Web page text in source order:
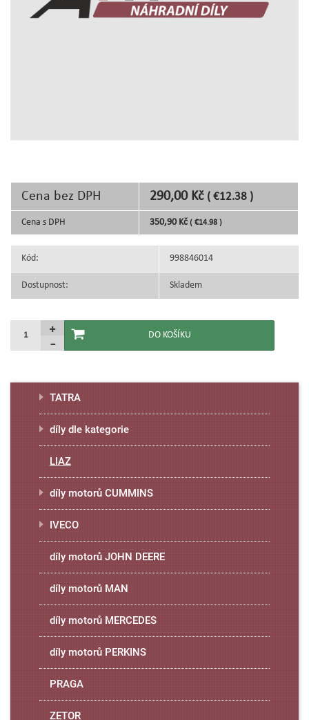
Cena bez DPH 290,00 Kč ( €12.38 )
Cena s DPH 350,90 Kč ( €14.98 )
Kód: 998846014
Dostupnost: Skladem
TATRA
díly dle kategorie
LIAZ
díly motorů CUMMINS
IVECO
díly motorů JOHN DEERE
díly motorů MAN
díly motorů MERCEDES
díly motorů PERKINS
PRAGA
ZETOR